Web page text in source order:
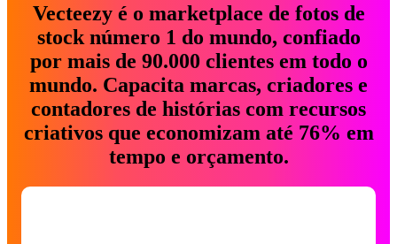
Vecteezy é o marketplace de fotos de
stock número 1 do mundo, confiado
por mais de 90.000 clientes em todo o
mundo. Capacita marcas, criadores e
contadores de histórias com recursos
criativos que economizam até 76% em
tempo e orçamento.